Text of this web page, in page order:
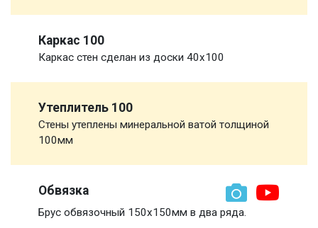
Каркас 100
Каркас стен сделан из доски 40х100
Утеплитель 100
Стены утеплены минеральной ватой толщиной
100мм
Обвязка
Брус обвязочный 150х150мм в два ряда.